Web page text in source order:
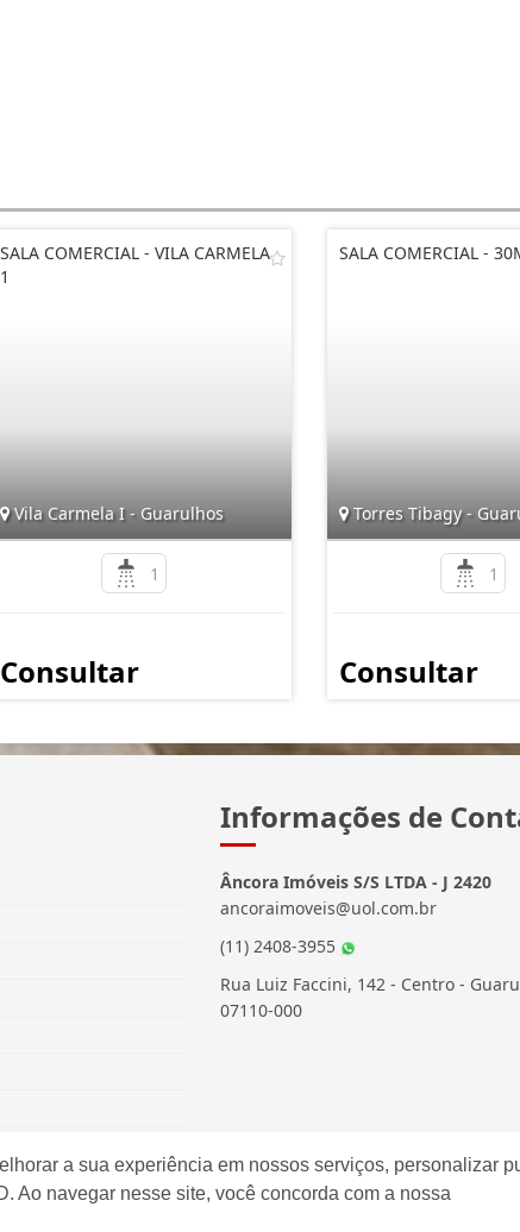
a sua experiência em nossos serviços, personalizar
Ao navegar nesse site, você concorda com a nossa
SALA COMERCIAL - VILA CARMELA
1
Vila Carmela I - Guarulhos
1
Consultar
SALA COMERCIAL -
Torres Tibagy -
1
Consultar
Informações de
Âncora Imóveis S/S LTDA - J 2420
ancoraimoveis@uol.com.br
(11) 2408-3955
Rua Luiz Faccini, 142 - Centro -
07110-000